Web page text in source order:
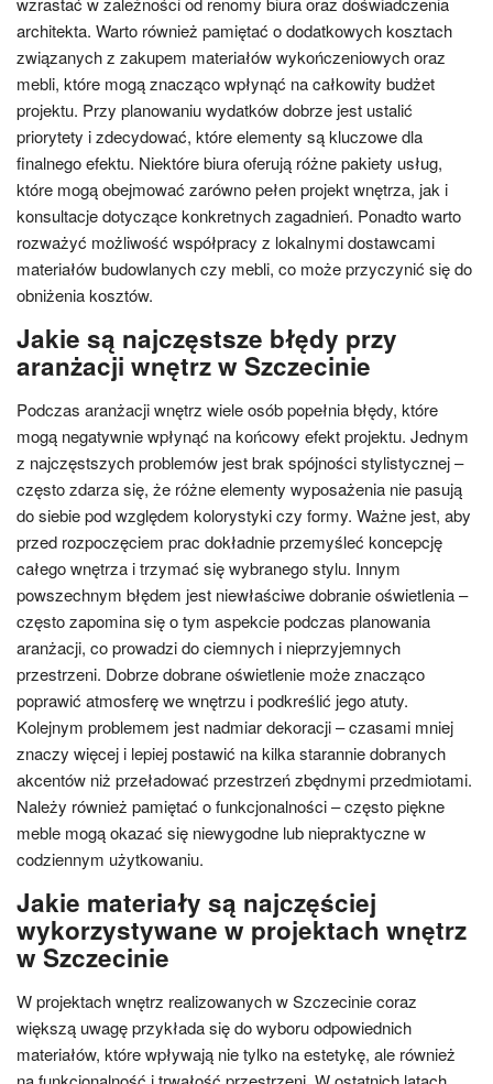
architekta. Warto również pamiętać o dodatkowych kosztach
związanych z zakupem materiałów wykończeniowych oraz
mebli, które mogą znacząco wpłynąć na całkowity budżet
projektu. Przy planowaniu wydatków dobrze jest ustalić
priorytety i zdecydować, które elementy są kluczowe dla
finalnego efektu. Niektóre biura oferują różne pakiety usług,
które mogą obejmować zarówno pełen projekt wnętrza, jak i
konsultacje dotyczące konkretnych zagadnień. Ponadto warto
rozważyć możliwość współpracy z lokalnymi dostawcami
materiałów budowlanych czy mebli, co może przyczynić się do
obniżenia kosztów.
Jakie są najczęstsze błędy przy
aranżacji wnętrz w Szczecinie
Podczas aranżacji wnętrz wiele osób popełnia błędy, które
mogą negatywnie wpłynąć na końcowy efekt projektu. Jednym
z najczęstszych problemów jest brak spójności stylistycznej –
często zdarza się, że różne elementy wyposażenia nie pasują
do siebie pod względem kolorystyki czy formy. Ważne jest, aby
przed rozpoczęciem prac dokładnie przemyśleć koncepcję
całego wnętrza i trzymać się wybranego stylu. Innym
powszechnym błędem jest niewłaściwe dobranie oświetlenia –
często zapomina się o tym aspekcie podczas planowania
aranżacji, co prowadzi do ciemnych i nieprzyjemnych
przestrzeni. Dobrze dobrane oświetlenie może znacząco
poprawić atmosferę we wnętrzu i podkreślić jego atuty.
Kolejnym problemem jest nadmiar dekoracji – czasami mniej
znaczy więcej i lepiej postawić na kilka starannie dobranych
akcentów niż przeładować przestrzeń zbędnymi przedmiotami.
Należy również pamiętać o funkcjonalności – często piękne
meble mogą okazać się niewygodne lub niepraktyczne w
codziennym użytkowaniu.
Jakie materiały są najczęściej
wykorzystywane w projektach wnętrz
w Szczecinie
W projektach wnętrz realizowanych w Szczecinie coraz
większą uwagę przykłada się do wyboru odpowiednich
materiałów, które wpływają nie tylko na estetykę, ale również